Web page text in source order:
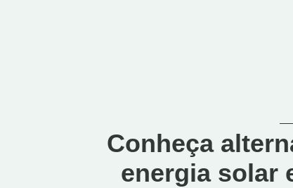
Conheça
energia solar